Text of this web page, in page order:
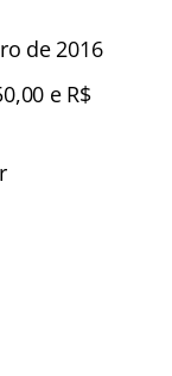
de 2016
e R$